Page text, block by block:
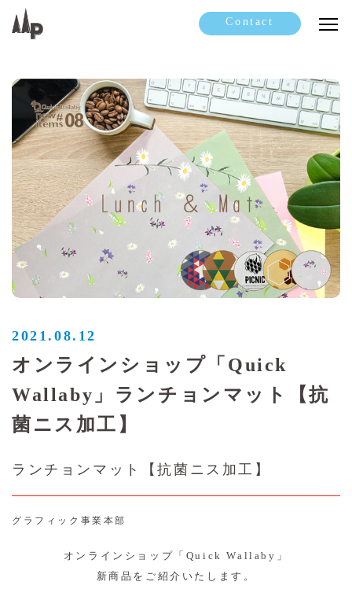
Contact
2021.08.12
オンラインショップ「Quick
Wallaby」ランチョンマット【抗
菌ニス加工】
ランチョンマット【抗菌ニス加工】
グラフィック事業本部
オンラインショップ「Quick Wallaby」
新商品をご紹介いたします。